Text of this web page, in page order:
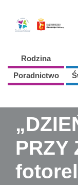
Przejdź
Rodzina
Poradnictwo
PRZY